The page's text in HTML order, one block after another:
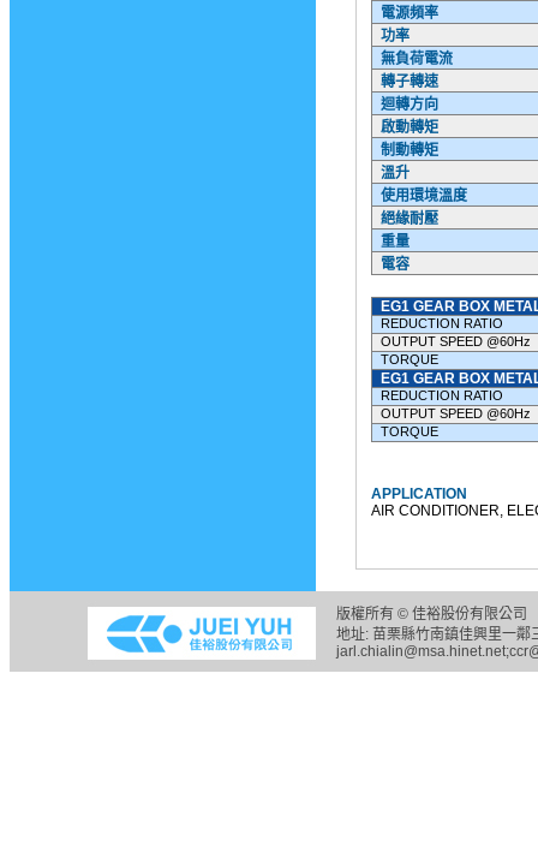
電源頻率
功率
無負荷電流
轉子轉速
迴轉方向
啟動轉矩
制動轉矩
溫升
使用環境溫度
絕緣耐壓
重量
電容
EG1 GEAR BOX
REDUCTION RATIO
OUTPUT SPEED @60Hz
TORQUE
EG1 GEAR BOX
REDUCTION RATIO
OUTPUT SPEED @60Hz
TORQUE
APPLICATION
AIR CONDITIONER,
版權所有 © 佳裕股份有限公
地址: 苗栗縣竹南鎮佳興里一